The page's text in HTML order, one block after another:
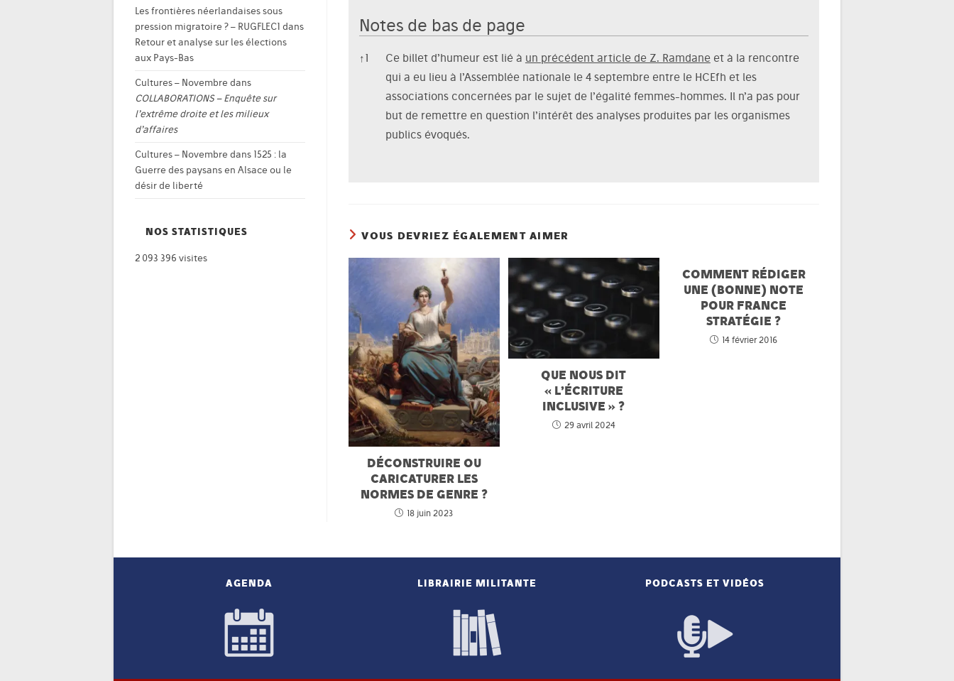
Notes de bas de page
Notes de bas de page
↑1 Ce billet d’humeur est lié à un précédent article de Z. Ramdaneet à la rencontre
qui a eu lieu à l’Assemblée nationale le 4 septembre entre le HCEfh et les
associations concernées par le sujet de l’égalité femmes-hommes. Il n’a pas pour
but de remettre en question l’intérêt des analyses produites par les organismes
publics évoqués.
VOUS DEVRIEZ ÉGALEMENT AIMER
DÉCONSTRUIRE OU
CARICATURER LES
NORMES DE GENRE ?
18 juin 2023
QUE NOUS DIT
« L’ÉCRITURE
INCLUSIVE » ?
29 avril 2024
COMMENT RÉDIGER
UNE (BONNE) NOTE
POUR FRANCE
STRATÉGIE ?
14 février 2016
Les frontières néerlandaises sous
pression migratoire ? – RUGFLEC1 dans
Retour et analyse sur les élections
aux Pays-Bas
Cultures – Novembre dans
COLLABORATIONS – Enquête sur
l’extrême droite et les milieux
d’affaires
Cultures – Novembre dans 1525 : la
Guerre des paysans en Alsace ou le
désir de liberté
NOS STATISTIQUES
2 093 396 visites
AGENDA LIBRAIRIE MILITANTE PODCASTS ET VIDÉOS